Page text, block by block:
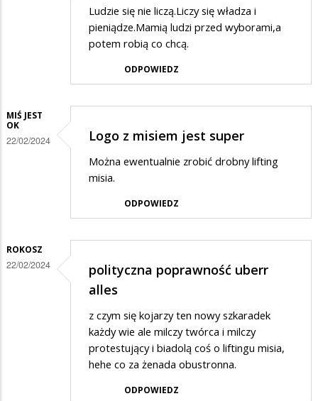
Ludzie się nie liczą.Liczy się władza i
pieniądze.Mamią ludzi przed wyborami,a
potem robią co chcą.
ODPOWIEDZ
MIŚ JEST
OK
22/02/2024 Logo z misiem jest super
Można ewentualnie zrobić drobny lifting
misia.
ODPOWIEDZ
ROKOSZ
22/02/2024
polityczna poprawność uberr
alles
z czym się kojarzy ten nowy szkaradek
każdy wie ale milczy twórca i milczy
protestujący i biadolą coś o liftingu misia,
hehe co za żenada obustronna.
ODPOWIEDZ